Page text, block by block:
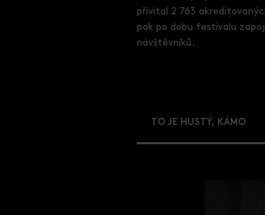
přivítal 2 763
pak po dobu festivalu
návštěvníků.
TO JE HUSTÝ, KÁMO